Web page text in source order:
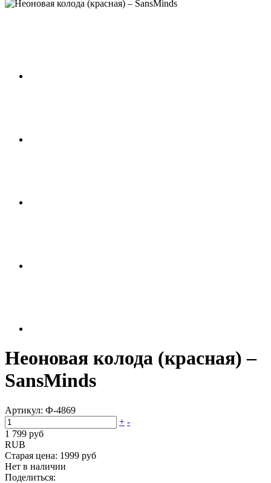
Неоновая колода (красная) –
SansMinds
Артикул: Ф-4869
+ -
1 799 руб
RUB
Старая цена: 1999 руб
Нет в наличии
Поделиться: